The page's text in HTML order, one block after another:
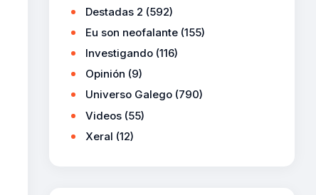
Destadas 2 (592)
Eu son neofalante (155)
Investigando (116)
Opinión (9)
Universo Galego (790)
Videos (55)
Xeral (12)